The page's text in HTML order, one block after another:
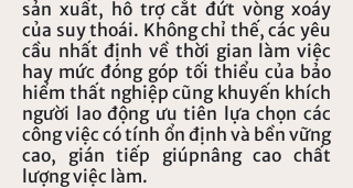
sản xuất, hỗ trợ cắt đứt vòng xoáy
của suy thoái. Không chỉ thế, các yêu
cầu nhất định về thời gian làm việc
hay mức đóng góp tối thiểu của bảo
hiểm thất nghiệp cũng khuyến khích
người lao động ưu tiên lựa chọn các
công việc có tính ổn định và bền vững
cao, gián tiếp giúpnâng cao chất
lượng việc làm.